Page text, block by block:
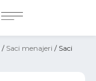
/ Saci menajeri / Saci